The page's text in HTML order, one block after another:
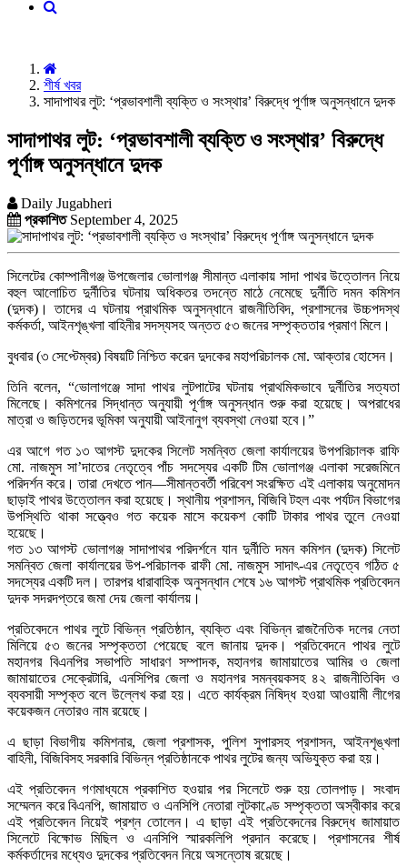
শীর্ষ খবর
সাদাপাথর লুট: ‘প্রভাবশালী ব্যক্তি ও সংস্থার’ বিরুদ্ধে পূর্ণাঙ্গ অনুসন্ধানে দুদক
সাদাপাথর লুট: ‘প্রভাবশালী ব্যক্তি ও সংস্থার’ বিরুদ্ধে
পূর্ণাঙ্গ অনুসন্ধানে দুদক
Daily Jugabheri
প্রকাশিতSeptember 4, 2025
সিলেটের কোম্পানীগঞ্জ উপজেলার ভোলাগঞ্জ সীমান্ত এলাকায় সাদা পাথর উত্তোলন নিয়ে
বহুল আলোচিত দুর্নীতির ঘটনায় অধিকতর তদন্তে মাঠে নেমেছে দুর্নীতি দমন কমিশন
(দুদক)। তাদের এ ঘটনায় প্রাথমিক অনুসন্ধানে রাজনীতিবিদ, প্রশাসনের উচ্চপদস্থ
কর্মকর্তা, আইনশৃঙ্খলা বাহিনীর সদস্যসহ অন্তত ৫৩ জনের সম্পৃক্ততার প্রমাণ মিলে।
বুধবার (৩ সেপ্টেম্বর) বিষয়টি নিশ্চিত করেন দুদকের মহাপরিচালক মো. আক্তার হোসেন।
তিনি বলেন, “ভোলাগঞ্জে সাদা পাথর লুটপাটের ঘটনায় প্রাথমিকভাবে দুর্নীতির সত্যতা
মিলেছে। কমিশনের সিদ্ধান্ত অনুযায়ী পূর্ণাঙ্গ অনুসন্ধান শুরু করা হয়েছে। অপরাধের
মাত্রা ও জড়িতদের ভূমিকা অনুযায়ী আইনানুগ ব্যবস্থা নেওয়া হবে।”
এর আগে গত ১৩ আগস্ট দুদকের সিলেট সমন্বিত জেলা কার্যালয়ের উপপরিচালক রাফি
মো. নাজমুস সা’দাতের নেতৃত্বে পাঁচ সদস্যের একটি টিম ভোলাগঞ্জ এলাকা সরেজমিনে
পরিদর্শন করে। তারা দেখতে পান—সীমান্তবর্তী পরিবেশ সংরক্ষিত এই এলাকায় অনুমোদন
ছাড়াই পাথর উত্তোলন করা হয়েছে। স্থানীয় প্রশাসন, বিজিবি টহল এবং পর্যটন বিভাগের
উপস্থিতি থাকা সত্ত্বেও গত কয়েক মাসে কয়েকশ কোটি টাকার পাথর তুলে নেওয়া
হয়েছে।
গত ১৩ আগস্ট ভোলাগঞ্জ সাদাপাথর পরিদর্শনে যান দুর্নীতি দমন কমিশন (দুদক) সিলেট
সমন্বিত জেলা কার্যালয়ের উপ-পরিচালক রাফী মো. নাজমুস সাদাৎ-এর নেতৃত্বে গঠিত ৫
সদস্যের একটি দল। তারপর ধারাবাহিক অনুসন্ধান শেষে ১৬ আগস্ট প্রাথমিক প্রতিবেদন
দুদক সদরদপ্তরে জমা দেয় জেলা কার্যালয়।
প্রতিবেদনে পাথর লুটে বিভিন্ন প্রতিষ্ঠান, ব্যক্তি এবং বিভিন্ন রাজনৈতিক দলের নেতা
মিলিয়ে ৫৩ জনের সম্পৃক্ততা পেয়েছে বলে জানায় দুদক। প্রতিবেদনে পাথর লুটে
মহানগর বিএনপির সভাপতি সাধারণ সম্পাদক, মহানগর জামায়াতের আমির ও জেলা
জামায়াতের সেক্রেটারি, এনসিপির জেলা ও মহানগর সমন্বয়কসহ ৪২ রাজনীতিবিদ ও
ব্যবসায়ী সম্পৃক্ত বলে উল্লেখ করা হয়। এতে কার্যক্রম নিষিদ্ধ হওয়া আওয়ামী লীগের
কয়েকজন নেতারও নাম রয়েছে।
এ ছাড়া বিভাগীয় কমিশনার, জেলা প্রশাসক, পুলিশ সুপারসহ প্রশাসন, আইনশৃঙ্খলা
বাহিনী, বিজিবিসহ সরকারি বিভিন্ন প্রতিষ্ঠানকে পাথর লুটের জন্য অভিযুক্ত করা হয়।
এই প্রতিবেদন গণমাধ্যমে প্রকাশিত হওয়ার পর সিলেটে শুরু হয় তোলপাড়। সংবাদ
সম্মেলন করে বিএনপি, জামায়াত ও এনসিপি নেতারা লুটকাণ্ডে সম্পৃক্ততা অস্বীকার করে
এই প্রতিবেদন নিয়েই প্রশ্ন তোলেন। এ ছাড়া এই প্রতিবেদনের বিরুদ্ধে জামায়াত
সিলেটে বিক্ষোভ মিছিল ও এনসিপি স্মারকলিপি প্রদান করেছে। প্রশাসনের শীর্ষ
কর্মকর্তাদের মধ্যেও দুদকের প্রতিবেদন নিয়ে অসন্তোষ রয়েছে।